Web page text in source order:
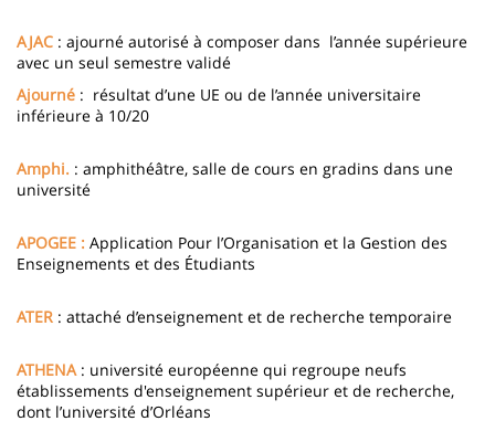
AJAC : ajourné autorisé à composer dans l’année supérieure
avec un seul semestre validé
Ajourné : résultat d’une UE ou de l’année universitaire
inférieure à 10/20
Amphi. : amphithéâtre, salle de cours en gradins dans une
université
APOGEE : Application Pour l’Organisation et la Gestion des
Enseignements et des Étudiants
ATER : attaché d’enseignement et de recherche temporaire
ATHENA : université européenne qui regroupe neufs
établissements d'enseignement supérieur et de recherche,
dont l’université d’Orléans